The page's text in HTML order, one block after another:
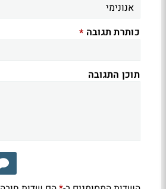
כותרת תגובה *
תוכן התגובה